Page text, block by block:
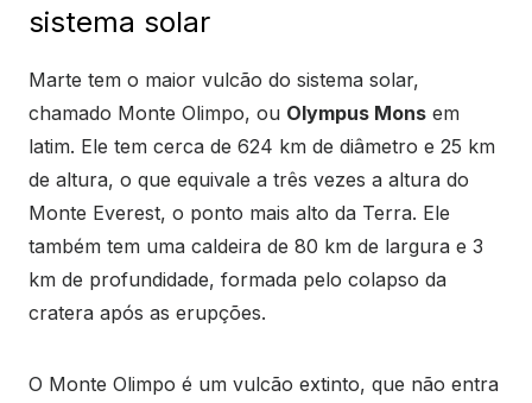
sistema solar
Marte tem o maior vulcão do sistema solar,
chamado Monte Olimpo, ou Olympus Mons em
latim. Ele tem cerca de 624 km de diâmetro e 25 km
de altura, o que equivale a três vezes a altura do
Monte Everest, o ponto mais alto da Terra. Ele
também tem uma caldeira de 80 km de largura e 3
km de profundidade, formada pelo colapso da
cratera após as erupções.
O Monte Olimpo é um vulcão extinto, que não entra